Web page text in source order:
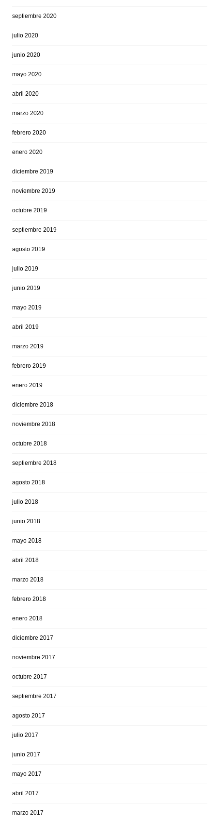
septiembre 2020
julio 2020
junio 2020
mayo 2020
abril 2020
marzo 2020
febrero 2020
enero 2020
diciembre 2019
noviembre 2019
octubre 2019
septiembre 2019
agosto 2019
julio 2019
junio 2019
mayo 2019
abril 2019
marzo 2019
febrero 2019
enero 2019
diciembre 2018
noviembre 2018
octubre 2018
septiembre 2018
agosto 2018
julio 2018
junio 2018
mayo 2018
abril 2018
marzo 2018
febrero 2018
enero 2018
diciembre 2017
noviembre 2017
octubre 2017
septiembre 2017
agosto 2017
julio 2017
junio 2017
mayo 2017
abril 2017
marzo 2017